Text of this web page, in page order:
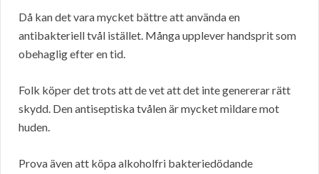
Då kan det vara mycket bättre att använda en
antibakteriell tvål istället. Många upplever handsprit som
obehaglig efter en tid.
Folk köper det trots att de vet att det inte genererar rätt
skydd. Den antiseptiska tvålen är mycket mildare mot
huden.
Prova även att köpa alkoholfri bakteriedödande